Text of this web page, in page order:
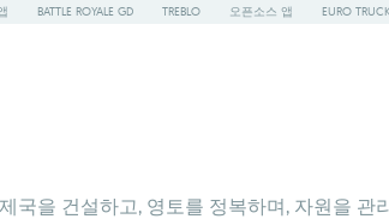
BATTLE ROYALE GD TREBLO 오픈소스 앱 EURO
을 건설하고, 영토를 정복하며, 자원을